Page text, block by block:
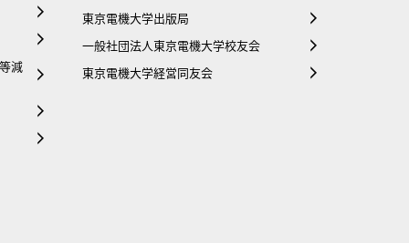
減
東京電機大学出版局
一般社団法人東京電機大学校友会
東京電機大学経営同友会